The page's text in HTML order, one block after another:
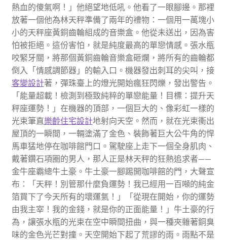
熱血的傻氣啊！」他絕望地低吼。他看了一眼腳邊。那裡
放著一個他為林天秤準備了兩年的禮物：一個用一萬塊小
小的天秤座黃銅齒輪組成的音樂盒。他從未送出，因為害
怕被拒絕。這份害怕，就是純度最高的單戀情感。張水瓶
咬緊牙關，將那個黃銅齒輪音樂盒砸爛，將所有的齒輪都
倒入「情感調節器」的輸入口。機器發出刺耳的尖叫，接
客變設計著，彈珠臺上的燈光開始瘋狂閃爍，發出警告。
「能量超載！檢測到極致純粹的單戀能量！目標：提升天
秤座運勢！」在機器的頂部，一個巨大的、像彩虹一樣的
光束筆直樂齡住宅設計地射向天空。然而，就在光束衝出
屋頂的一瞬間，一輛塗滿了金色、裝飾著巨大公牛角的悍
馬車猛地停在咖啡館門口。駕駛座上走下一個全身肌肉、
戴著鑽石項圈的男人，那人正是林天秤的狂熱追求者——
金牛座霸總牛土豪。牛土豪一腳踢開咖啡館的門，大聲宣
布：「天秤！別管那什麼負運勢！我已經用一百噸的純金
箔買下了今天所有的壞運氣！」「從現在開始，你的運勢
由我主宰！我的金錢，就是你的正面能量！」牛土豪的行
為，讓張水瓶的光束在空中瞬間扭曲，與一種夾雜著銅臭
味的金色光芒對撞。天空開始下起了荒謬的雨。雨點不是